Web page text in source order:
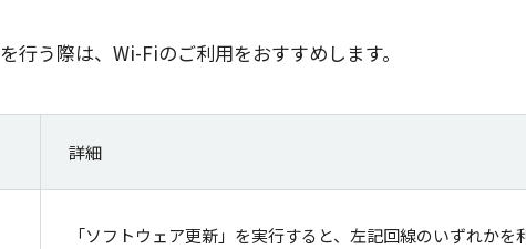
を行う際は、Wi-Fiのご利用をおすすめします。
詳細
「ソフトウェア更新」を実行すると、左記回線のいずれかを